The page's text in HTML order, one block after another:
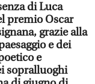
di Luca
premio Oscar
grazie alla
e dei
e
sopralluoghi